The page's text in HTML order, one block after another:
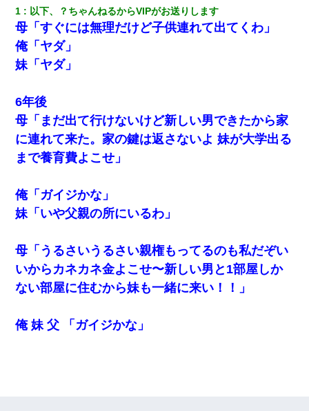
1 以下、？ちゃんねるからVIPがお送りします
母「すぐには無理だけど子供連れて出てくわ」
俺「ヤダ」
妹「ヤダ」
6年後
母「まだ出て行けないけど新しい男できたから家
に連れて来た。家の鍵は返さないよ 妹が大学出る
まで養育費よこせ」
俺「ガイジかな」
妹「いや父親の所にいるわ」
母「うるさいうるさい親権もってるのも私だぞい
いからカネカネ金よこせ〜新しい男と1部屋しか
ない部屋に住むから妹も一緒に来い！！」
俺 妹 父 「ガイジかな」